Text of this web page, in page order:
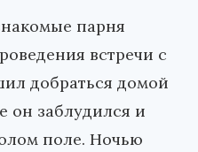
парня
встречи с
добраться домой
он заблудился и
поле. Ночью